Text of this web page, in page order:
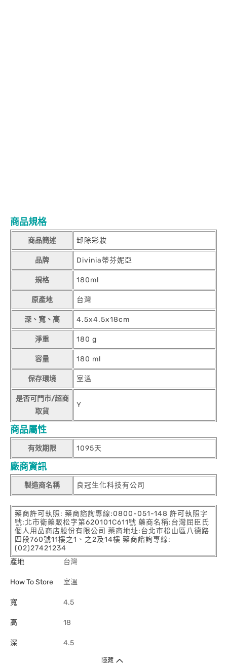
商品規格
商品簡述 卸除彩妝
品牌 Divinia蒂芬妮亞
規格 180ml
原產地 台灣
深、寬、高 4.5x4.5x18cm
淨重 180 g
容量 180 ml
保存環境 室溫
是否可門市/超商
取貨
Y
商品屬性
有效期限 1095天
廠商資訊
製造商名稱 良冠生化科技有公司
藥商許可執照: 藥商諮詢專線:0800-051-148 許可執照字
號:北市衛藥販松字第620101C611號 藥商名稱:台灣屈臣氏
個人用品商店股份有限公司 藥商地址:台北市松山區八德路
四段760號11樓之1、之2及14樓 藥商諮詢專線:
(02)27421234
產地
台灣
How To Store 室溫
寬 4.5
高 18
深 4.5
隱藏